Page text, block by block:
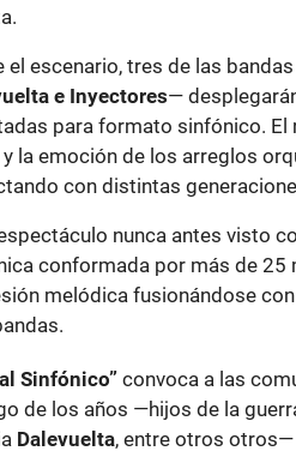
el escenario, tres de las
e Inyectores—
para formato sinfónico. El
la emoción de los arreglos
con distintas
nunca antes visto
conformada por más de 25
melódica fusionándose
Sinfónico”convoca a las
de los años —hijos de la
Dalevuelta, entre otros otros—